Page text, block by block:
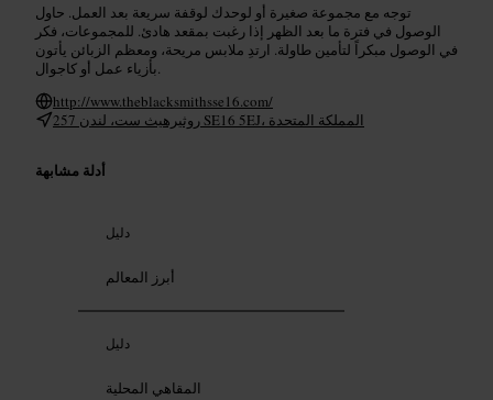
توجه مع مجموعة صغيرة أو لوحدك لوقفة سريعة بعد العمل. حاول
الوصول في فترة ما بعد الظهر إذا رغبت بمقعد هادئ. للمجموعات، فكر
في الوصول مبكراً لتأمين طاولة. ارتدِ ملابس مريحة، ومعظم الزبائن يأتون
بأزياء عمل أو كاجوال.
http://www.theblacksmithsse16.com/
257 روثيرهيث ست، لندن SE16 5EJ، المملكة المتحدة
أدلة مشابهة
دليل
أبرز المعالم
دليل
المقاهي المحلية